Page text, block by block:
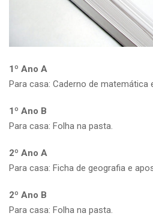
1º Ano A
Para casa: Caderno de matemática
1º Ano B
Para casa: Folha na pasta.
2º Ano A
Para casa: Ficha de geografia e
2º Ano B
Para casa: Folha na pasta.